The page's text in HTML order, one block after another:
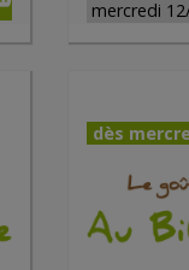
dès